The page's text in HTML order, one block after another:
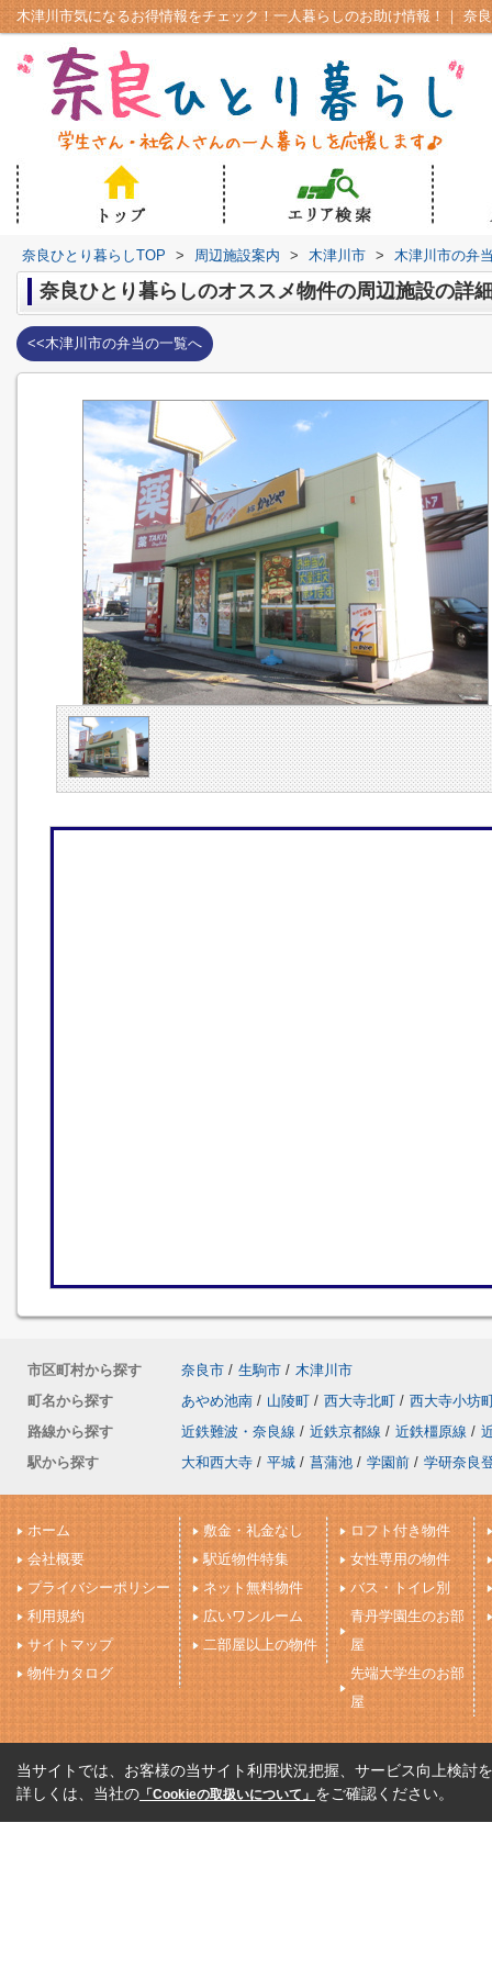
奈良ひとり暮らしTOP > 周辺施設案内 > 木津川市 > 木津川市の弁
奈良ひとり暮らしのオススメ物件の周辺施設の詳
<<木津川市の弁当の一覧へ
市区町村から探す 奈良市 / 生駒市 / 木津川市
町名から探す
あやめ池南 / 山陵町 / 西大寺北町 / 西大寺小坊
路線から探す
近鉄難波・奈良線 / 近鉄京都線 / 近鉄橿原線 /
駅から探す
大和西大寺 / 平城 / 菖蒲池 / 学園前 / 学研奈良
ホーム
会社概要
プライバシーポリシー
利用規約
サイトマップ
物件カタログ
敷金・礼金なし
駅近物件特集
ネット無料物件
広いワンルーム
二部屋以上の物件
ロフト付き物件
女性専用の物件
バス・トイレ別
青丹学園生のお部
屋
先端大学生のお部
屋
当サイトでは、お客様の当サイト利用状況把握、サービス向上検討
詳しくは、当社の 「Cookieの取扱いについて」 をご確認ください。